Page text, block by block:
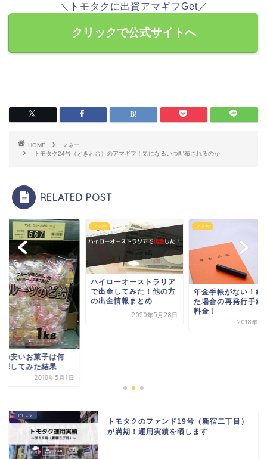
＼トモタクに出資アマギフGet／
クリックで公式サイトへ
HOME
マネー
トモタク24号（ときわ台）のアマギフ！気になるいつ配布されるのか
RELATED POST
の安いお菓子は何
探してみた結果
2018年5月1日
マネー
ハイローオーストラリア
で出金してみた！他の方
の出金情報まとめ
2020年5月28日
マネー
年金手帳がない！紛
た場合の再発行手続
料金！
2018年7
トモタクのファンド19号（新宿二丁目）
が満期！運用実績を晒します